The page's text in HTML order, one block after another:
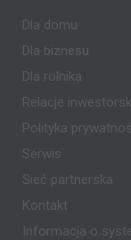
Dla domu
Dla biznesu
Dla rolnika
Relacje
Polityka
Serwis
Sieć partnerska
Kontakt
Informacja o